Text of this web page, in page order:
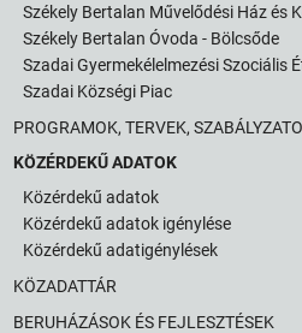
Székely Bertalan Művelődési Ház és
Székely Bertalan Óvoda - Bölcsőde
Szadai Gyermekélelmezési Szociális
Szadai Községi Piac
PROGRAMOK, TERVEK,
KÖZÉRDEKŰ ADATOK
Közérdekű adatok
Közérdekű adatok igénylése
Közérdekű adatigénylések
KÖZADATTÁR
BERUHÁZÁSOK ÉS FEJLESZTÉSEK